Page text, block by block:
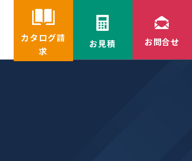
カタログ請
求
お見積 お問合せ